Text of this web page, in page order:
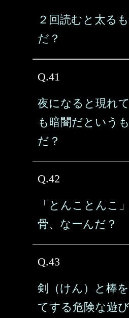
２回読むと太る
だ？
Q.41
夜になると現れ
も暗闇だという
だ？
Q.42
「とんことんこ
骨、なーんだ？
Q.43
剣（けん）と棒
てする危険な遊